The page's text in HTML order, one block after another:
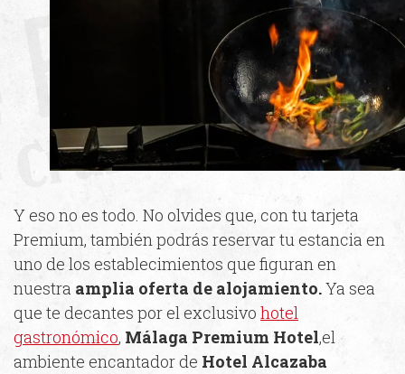
Y eso no es todo. No olvides que, con tu tarjeta
Premium, también podrás reservar tu estancia en
uno de los establecimientos que figuran en
nuestra amplia oferta de alojamiento.Ya sea
que te decantes por el exclusivo hotel
gastronómico, Málaga Premium Hotel,el
ambiente encantador de Hotel Alcazaba